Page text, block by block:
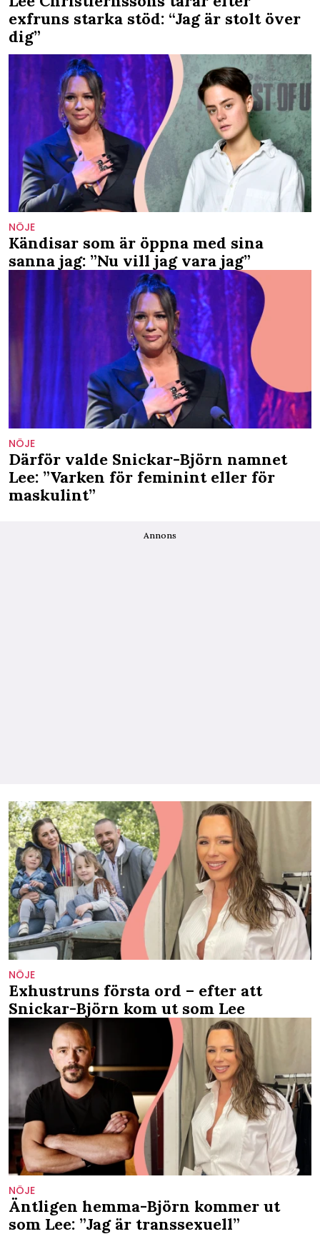
exfruns starka stöd: “Jag är stolt över
dig”
NÖJE
Kändisar som är öppna med sina
sanna jag: ”Nu vill jag vara jag”
NÖJE
Därför valde Snickar-Björn namnet
Lee: ”Varken för feminint eller för
maskulint”
Annons
NÖJE
Exhustruns första ord – efter att
Snickar-Björn kom ut som Lee
NÖJE
Äntligen hemma-Björn kommer ut
som Lee: ”Jag är transsexuell”